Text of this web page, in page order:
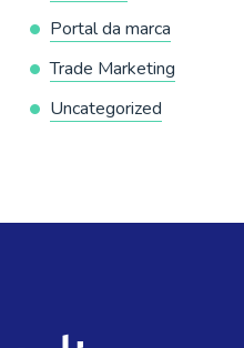
Portal da marca
Trade Marketing
Uncategorized